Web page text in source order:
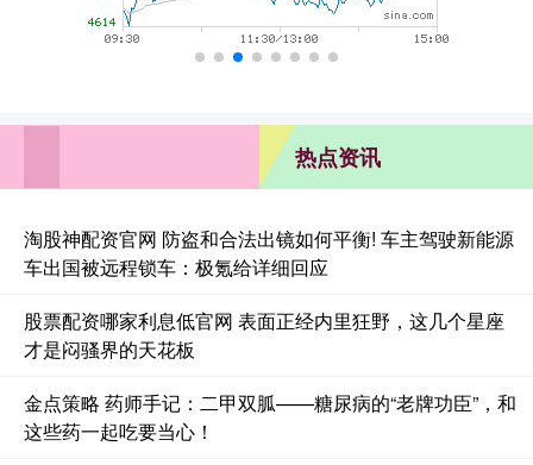
热点资讯
淘股神配资官网 防盗和合法出镜如何平衡! 车主驾驶新能源
车出国被远程锁车：极氪给详细回应
股票配资哪家利息低官网 表面正经内里狂野，这几个星座
才是闷骚界的天花板
金点策略 药师手记：二甲双胍——糖尿病的“老牌功臣”，和
这些药一起吃要当心！